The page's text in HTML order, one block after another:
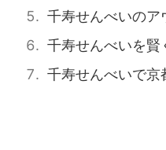
千寿せんべいのア
千寿せんべいを賢
千寿せんべいで京